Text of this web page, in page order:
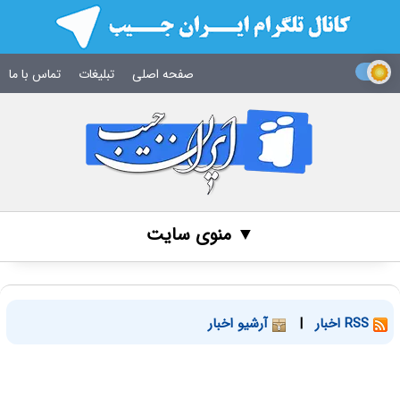
صفحه اصلی تبلیغات تماس با ما
▼ منوی سایت
| آرشیو اخبار